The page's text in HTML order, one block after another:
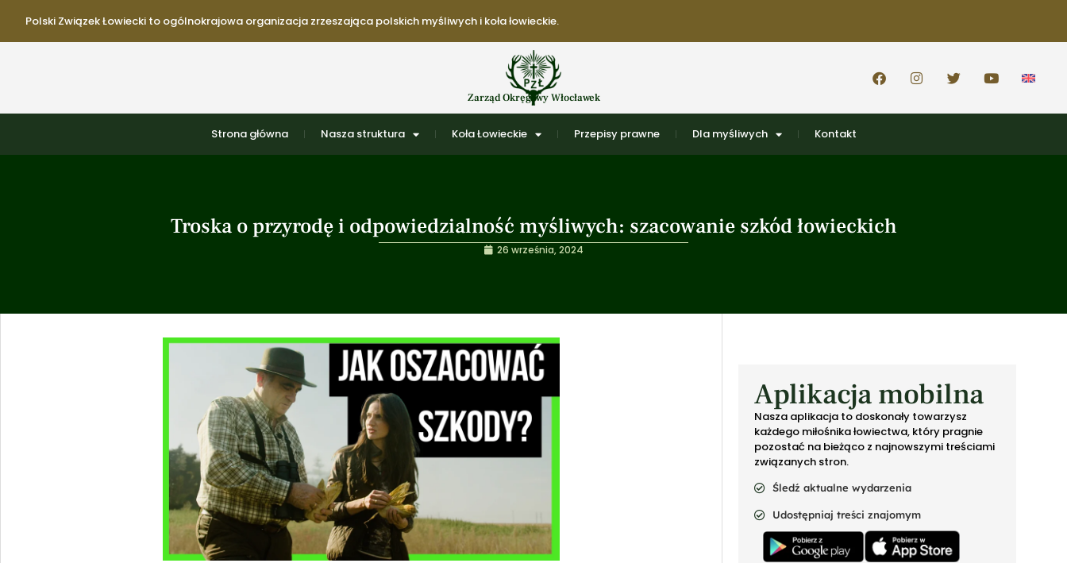
Polski Związek Łowiecki to ogólnokrajowa organizacja zrzeszająca polskich myśliwych i koła łowieckie.
Zarząd Okręgowy Włocławek
Strona główna Nasza struktura Koła Łowieckie Przepisy prawne Dla myśliwych Kontakt
Troska o przyrodę i odpowiedzialność myśliwych: szacowanie szkód łowieckich
26 września, 2024
Aplikacja mobilna
Nasza aplikacja to doskonały towarzysz
każdego miłośnika łowiectwa, który pragnie
pozostać na bieżąco z najnowszymi treściami
związanych stron.
Śledź aktualne wydarzenia
Udostępniaj treści znajomym